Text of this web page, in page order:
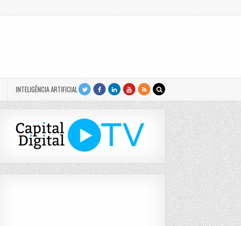
INTELIGÊNCIA ARTIFICIAL